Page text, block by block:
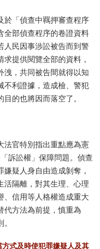
於「偵查中羈押審查程序
全部偵查程序的卷證資料
人民因事涉訟被告而到警
提供閱覽全部的資料，
洩，共同被告間就得以知
不利證據，造成檢、警犯
的也將因而落空了。
法官特別指出重點應為憲
訴訟權」保障問題。偵查
疑人身自由造成剝奪，
活隔離，對其生理、心理
、信用等人格權造成重大
代方法為前提，慎重為
方式及時使犯罪嫌疑人及其